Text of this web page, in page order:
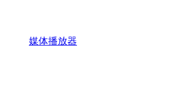
媒体播放器